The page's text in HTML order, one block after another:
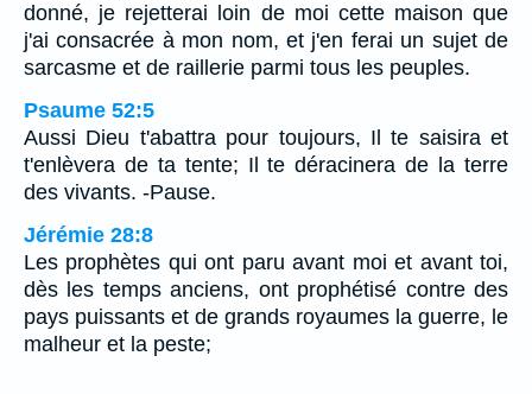
donné, je rejetterai loin de moi cette maison que
j'ai consacrée à mon nom, et j'en ferai un sujet de
sarcasme et de raillerie parmi tous les peuples.
Psaume 52:5
Aussi Dieu t'abattra pour toujours, Il te saisira et
t'enlèvera de ta tente; Il te déracinera de la terre
des vivants. -Pause.
Jérémie 28:8
Les prophètes qui ont paru avant moi et avant toi,
dès les temps anciens, ont prophétisé contre des
pays puissants et de grands royaumes la guerre, le
malheur et la peste;